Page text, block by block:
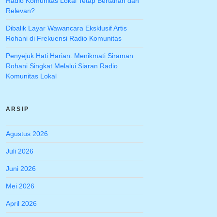
Relevan?
Dibalik Layar Wawancara Eksklusif Artis
Rohani di Frekuensi Radio Komunitas
Penyejuk Hati Harian: Menikmati Siraman
Rohani Singkat Melalui Siaran Radio
Komunitas Lokal
ARSIP
Agustus 2026
Juli 2026
Juni 2026
Mei 2026
April 2026